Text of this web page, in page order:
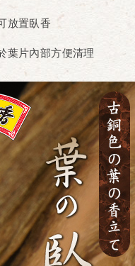
放置臥香
葉片內部方便清理